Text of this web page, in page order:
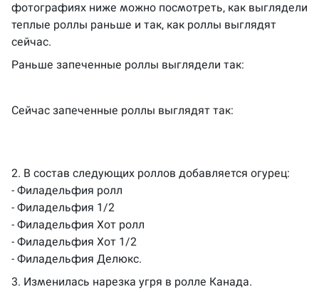
фотографиях ниже можно посмотреть, как выглядели
теплые роллы раньше и так, как роллы выглядят
сейчас.
Раньше запеченные роллы выглядели так:
Сейчас запеченные роллы выглядят так:
2. В состав следующих роллов добавляется огурец:
- Филадельфия ролл
- Филадельфия 1/2
- Филадельфия Хот ролл
- Филадельфия Хот 1/2
- Филадельфия Делюкс.
3. Изменилась нарезка угря в ролле Канада.